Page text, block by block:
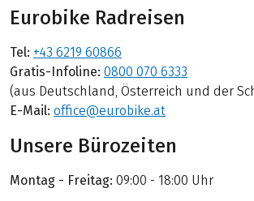
Eurobike Radreisen
Tel: +43 6219 60866
Gratis-Infoline: 0800 070 6333
(aus Deutschland, Österreich und der
E-Mail: office@eurobike.at
Unsere Bürozeiten
Montag - Freitag: 09:00 - 18:00 Uhr